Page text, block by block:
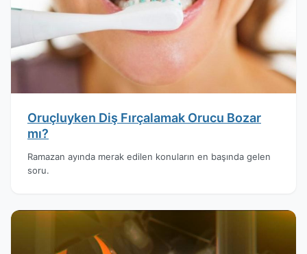
Oruçluyken Diş Fırçalamak Orucu Bozar
mı?
Ramazan ayında merak edilen konuların en başında gelen
soru.